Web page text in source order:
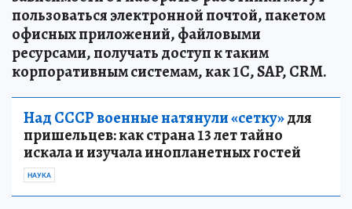
пользоваться электронной почтой, пакетом
офисных приложений, файловыми
ресурсами, получать доступ к таким
корпоративным системам, как 1С, SAP, CRM.
Над СССР военные натянули «сетку»для
пришельцев: как страна 13 лет тайно
искала и изучала инопланетных гостей
НАУКА